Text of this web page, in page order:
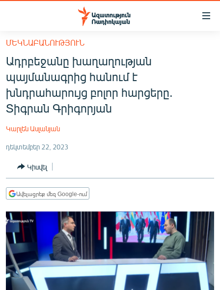
Մատչելիության
հիմնական
բովանդակությանը
հիմնական
մենյուին
Որոնում
ՀԱՅԱՍՏԱՆ
ՔԱՂԱՔԱԿԱՆ
ԸՆՏՐՈՒԹՅՈՒՆՆԵՐ 2026
ՊԱՏԵՐԱԶՄԻ 6 ՇԱԲԱԹՆԵՐԸ
ՏԱՐԱԾԱՇՐՋԱՆ
ՄԻՋԱԶԳԱՅԻՆ
ՄՇԱԿՈՒՅԹ
ՍՊՈՐՏ
ՄԵԿՆԱԲԱՆՈՒԹՅՈՒՆ
ՄԵԿՆԱԲԱՆՈՒԹՅՈՒՆ
Ադրբեջանը խաղաղության
պայմանագրից հանում է
խնդրահարույց բոլոր հարցերը.
Տիգրան Գրիգորյան
Կարլեն Ասլանյան
դեկտեմբեր 22, 2023
Կիսվել
Ավելացրեք մեզ Google-ում